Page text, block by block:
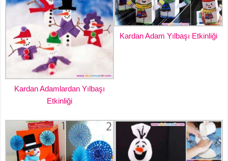
Kardan Adamlardan Yılbaşı
Etkinliği
Kardan Adam Yılbaşı Etkinliği